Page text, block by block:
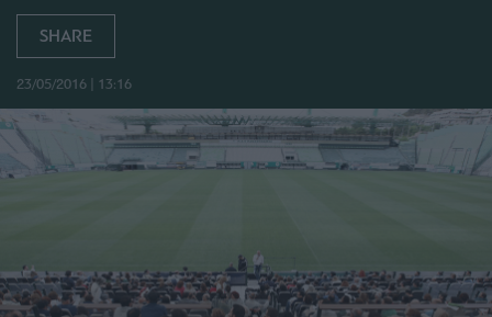
SHARE
23/05/2016 | 13:16